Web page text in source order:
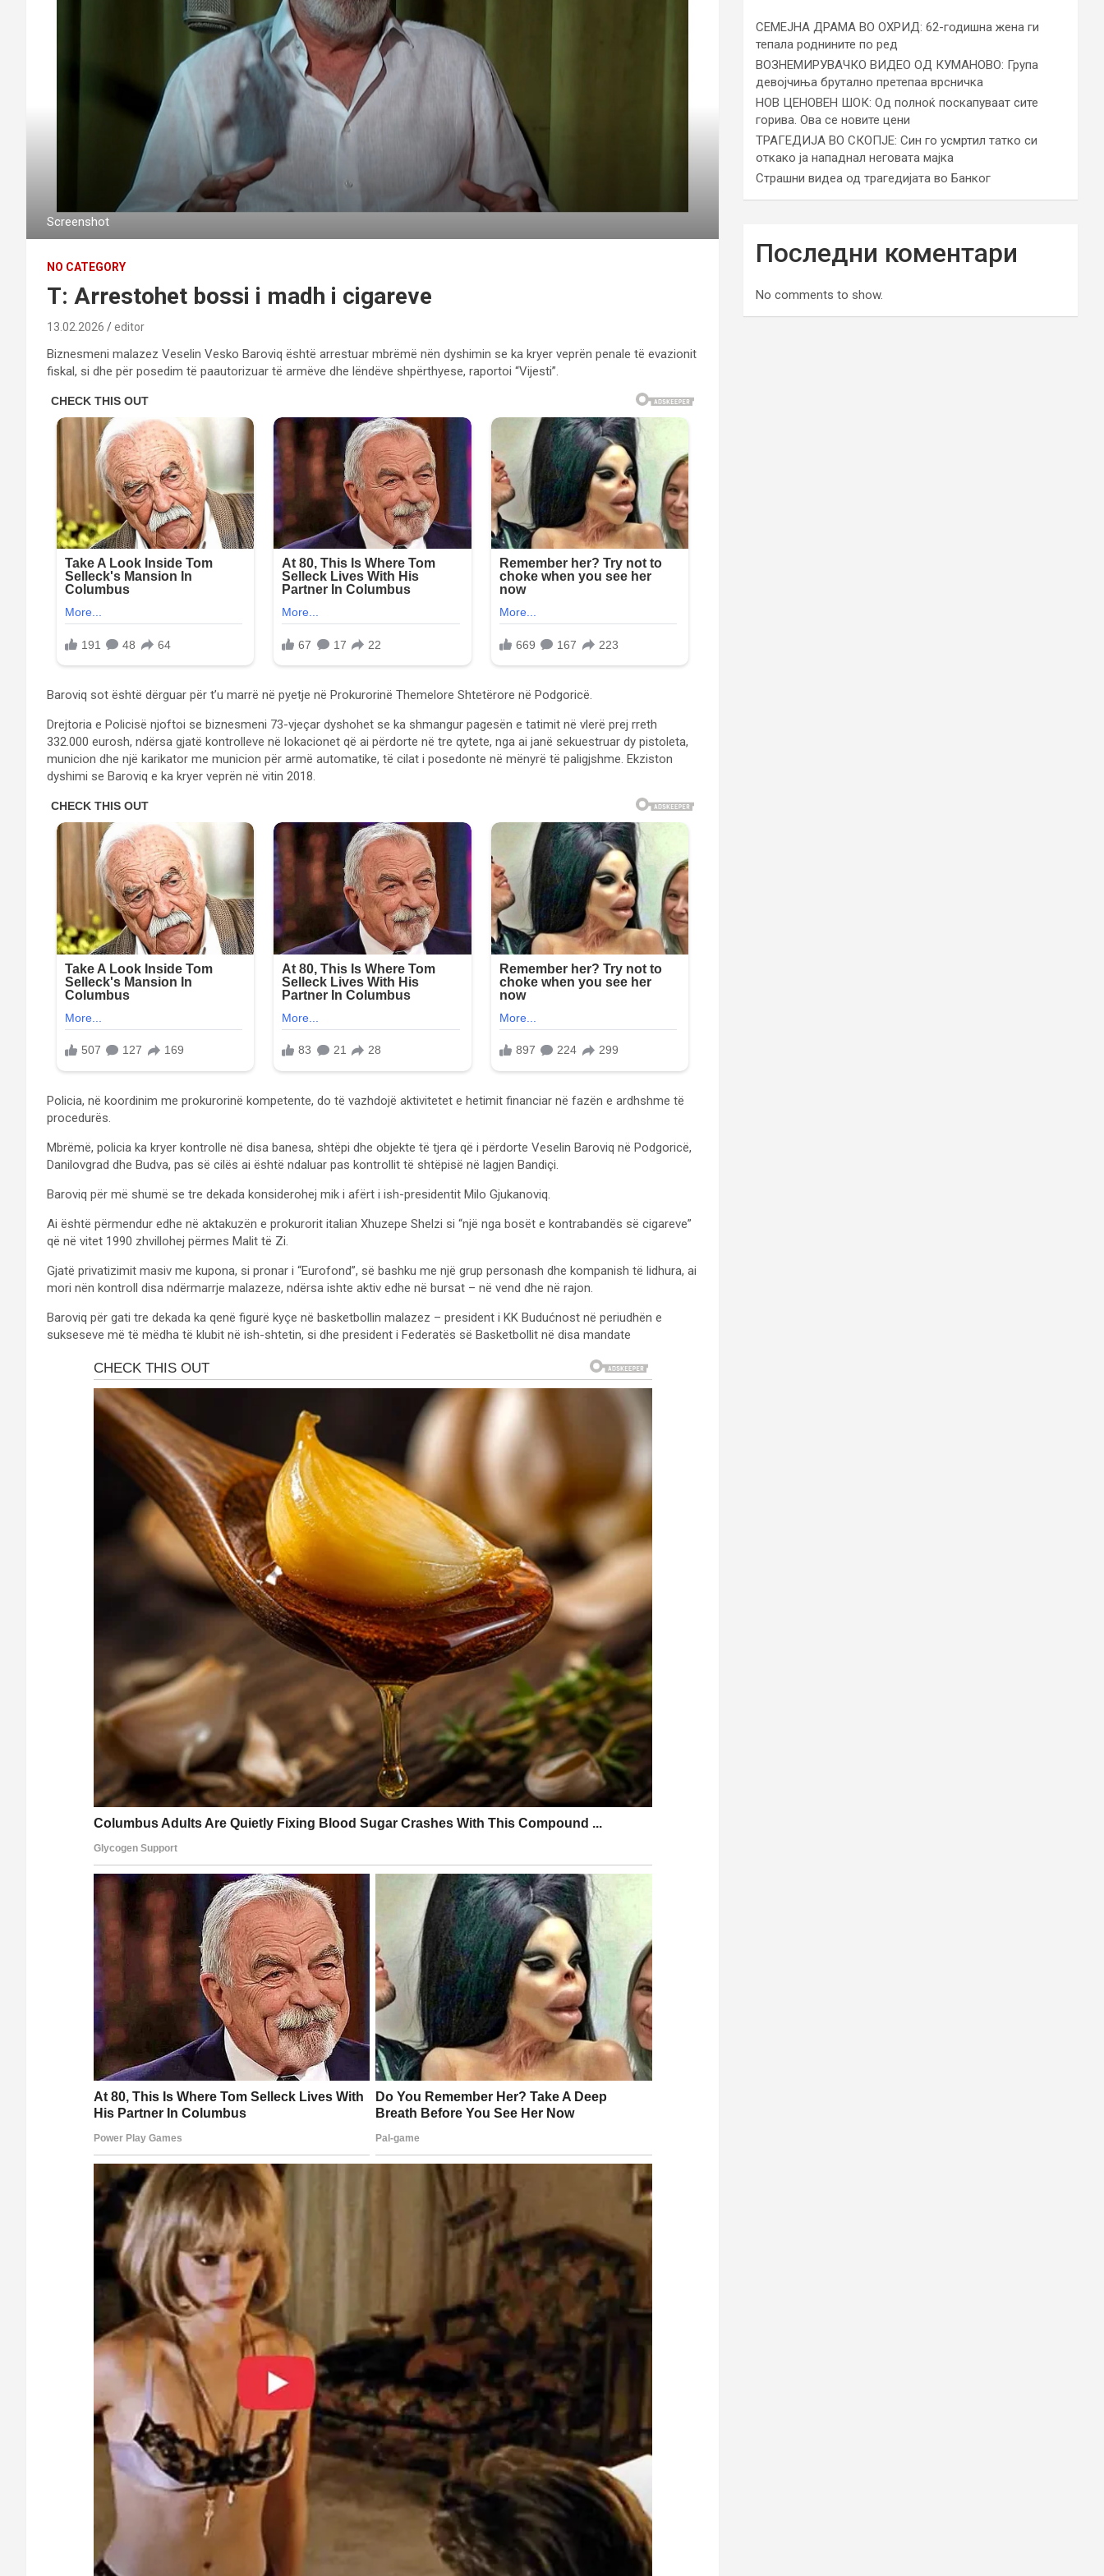
Screenshot
NO CATEGORY
T: Arrestohet bossi i madh i cigareve
13.02.2026 editor
Biznesmeni malazez Veselin Vesko Baroviq është arrestuar mbrëmë nën dyshimin se ka kryer veprën penale të evazionit
fiskal, si dhe për posedim të paautorizuar të armëve dhe lëndëve shpërthyese, raportoi “Vijesti”.
Baroviq sot është dërguar për t’u marrë në pyetje në Prokurorinë Themelore Shtetërore në Podgoricë.
Drejtoria e Policisë njoftoi se biznesmeni 73-vjeçar dyshohet se ka shmangur pagesën e tatimit në vlerë prej rreth
332.000 eurosh, ndërsa gjatë kontrolleve në lokacionet që ai përdorte në tre qytete, nga ai janë sekuestruar dy pistoleta,
municion dhe një karikator me municion për armë automatike, të cilat i posedonte në mënyrë të paligjshme. Ekziston
dyshimi se Baroviq e ka kryer veprën në vitin 2018.
Policia, në koordinim me prokurorinë kompetente, do të vazhdojë aktivitetet e hetimit financiar në fazën e ardhshme të
procedurës.
Mbrëmë, policia ka kryer kontrolle në disa banesa, shtëpi dhe objekte të tjera që i përdorte Veselin Baroviq në Podgoricë,
Danilovgrad dhe Budva, pas së cilës ai është ndaluar pas kontrollit të shtëpisë në lagjen Bandiçi.
Baroviq për më shumë se tre dekada konsiderohej mik i afërt i ish-presidentit Milo Gjukanoviq.
Ai është përmendur edhe në aktakuzën e prokurorit italian Xhuzepe Shelzi si “një nga bosët e kontrabandës së cigareve”
që në vitet 1990 zhvillohej përmes Malit të Zi.
Gjatë privatizimit masiv me kupona, si pronar i “Eurofond”, së bashku me një grup personash dhe kompanish të lidhura, ai
mori nën kontroll disa ndërmarrje malazeze, ndërsa ishte aktiv edhe në bursat – në vend dhe në rajon.
Baroviq për gati tre dekada ka qenë figurë kyçe në basketbollin malazez – president i KK Budućnost në periudhën e
sukseseve më të mëdha të klubit në ish-shtetin, si dhe president i Federatës së Basketbollit në disa mandate
СЕМЕЈНА ДРАМА ВО ОХРИД: 62-годишна жена ги
тепала роднините по ред
ВОЗНЕМИРУВАЧКО ВИДЕО ОД КУМАНОВО: Група
девојчиња брутално претепаа врсничка
НОВ ЦЕНОВЕН ШОК: Од полноќ поскапуваат сите
горива. Ова се новите цени
ТРАГЕДИЈА ВО СКОПЈЕ: Син го усмртил татко си
откако ја нападнал неговата мајка
Страшни видеа од трагедијата во Банког
Последни коментари
No comments to show.